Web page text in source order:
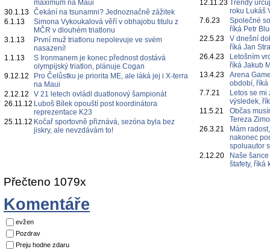
maximum na Maui
30.1.13 Čekání na tsunamni? Jednoznačně zážitek
6.1.13
Simona Vykoukalová věří v obhajobu titulu z
MČR v dlouhém triatlonu
3.1.13
První muž triatlonu nepolevuje ve svém
nasazení!
1.1.13
S Ironmanem je konec přednost dostává
olympijský triatlon, plánuje Cogan
9.12.12
Pro Čelůstku je priorita ME, ale láká jej i X-terra
na Maui
2.12.12
V 21 letech ovládl duatlonový šampionát
26.11.12 Luboš Bílek opouští post koordinátora
reprezentace K23
25.11.12 Kočař sportovně přiznává, sezóna byla bez
jiskry, ale nevzdávám to!
12.11.23 Trendy
roku Lukáš
7.6.23
Společné
říká Petr
22.5.23
V dnešní
říká Jan
26.4.23
Letošním
říká Jakub
13.4.23
Arena
období,
7.7.21
Letos se
výsledek,
11.5.21
Občas
Tereza
26.3.21
Mám
nakonec
spoluautor
2.12.20
Naše
štafety, říká
Přečteno 1079x
Komentáře
evžen
Pozdrav
Preju hodne zdaru